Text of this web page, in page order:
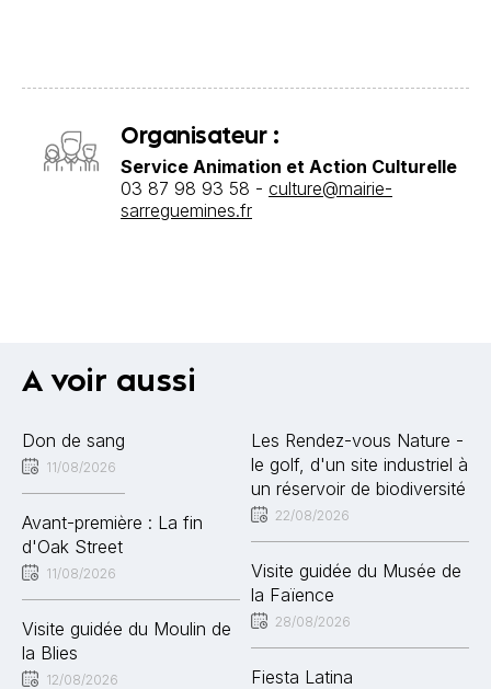
Organisateur :
Service Animation et Action Culturelle
03 87 98 93 58 - culture@mairie-
sarreguemines.fr
A voir aussi
Don de sang
11/08/2026
Avant-première : La fin
d'Oak Street
11/08/2026
Visite guidée du Moulin de
la Blies
12/08/2026
Les Rendez-vous Nature -
le golf, d'un site industriel à
un réservoir de biodiversité
22/08/2026
Visite guidée du Musée de
la Faïence
28/08/2026
Fiesta Latina